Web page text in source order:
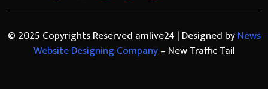
© 2025 Copyrights Reserved amlive24 | Designed byNews
Website Designing Company– New Traffic Tail